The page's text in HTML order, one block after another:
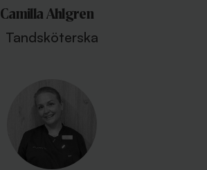
Camilla Ahlgren
Tandsköterska